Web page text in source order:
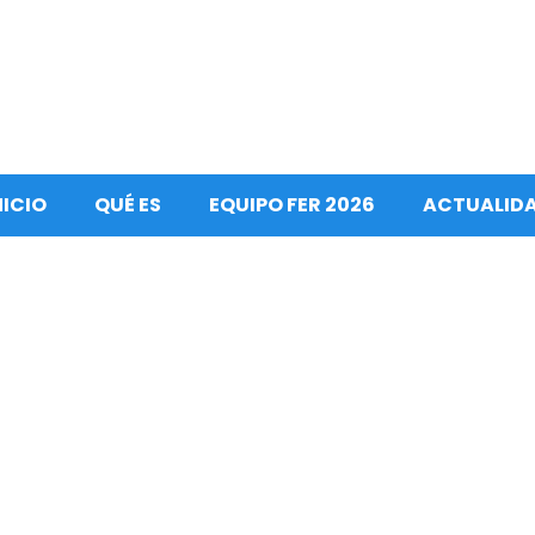
QUÉ ES EQUIPO FER 2026